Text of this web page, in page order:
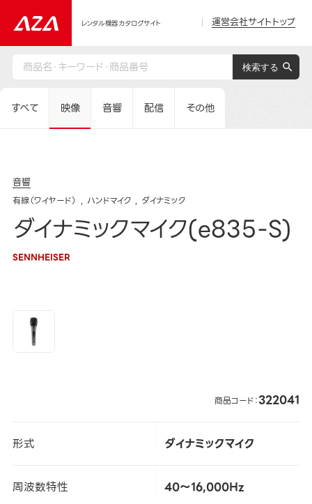
レンタル機器カタログサイト 運営会社サイトトップ
すべて 映像 音響 配信 その他
音響
有線（ワイヤード） ハンドマイク ダイナミック
ダイナミックマイク(e835-S)
SENNHEISER
商品コード：322041
形式 ダイナミックマイク
周波数特性 40～16,000Hz